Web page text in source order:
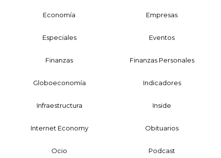
Economía Empresas
Especiales Eventos
Finanzas Finanzas Personales
Globoeconomía Indicadores
Infraestructura Inside
Internet Economy Obituarios
Ocio Podcast